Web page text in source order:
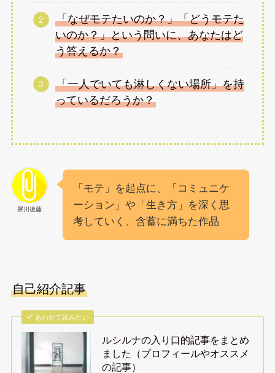
「なぜモテたいのか？」「どうモテた
いのか？」という問いに、あなたはど
う答えるか？
「一人でいても淋しくない場所」を持
っているだろうか？
犀川後藤
「モテ」を起点に、「コミュニケ
ーション」や「生き方」を深く思
考していく、含蓄に満ちた作品
自己紹介記事
あわせて読みたい
ルシルナの入り口的記事をまとめ
ました（プロフィールやオススメ
の記事）